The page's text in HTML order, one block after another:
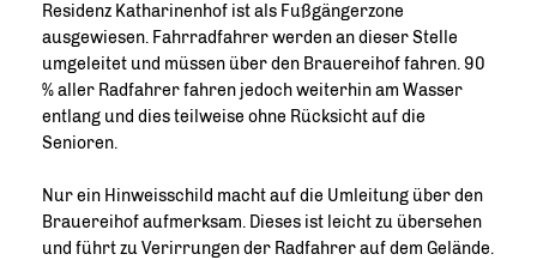
Residenz Katharinenhof ist als Fußgängerzone
ausgewiesen. Fahrradfahrer werden an dieser Stelle
umgeleitet und müssen über den Brauereihof fahren. 90
% aller Radfahrer fahren jedoch weiterhin am Wasser
entlang und dies teilweise ohne Rücksicht auf die
Senioren.
Nur ein Hinweisschild macht auf die Umleitung über den
Brauereihof aufmerksam. Dieses ist leicht zu übersehen
und führt zu Verirrungen der Radfahrer auf dem Gelände.